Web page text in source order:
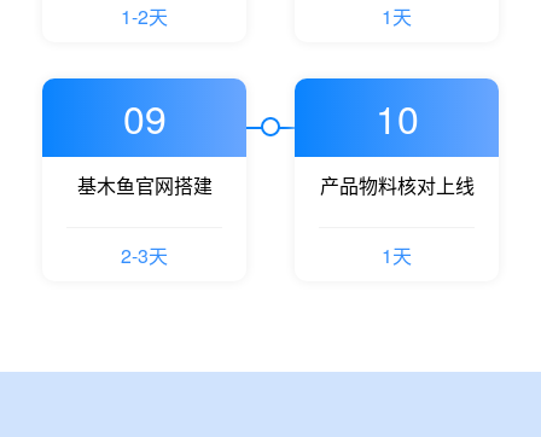
1-2天 1天
09
基木鱼官网搭建
2-3天
10
产品物料核对上线
1天